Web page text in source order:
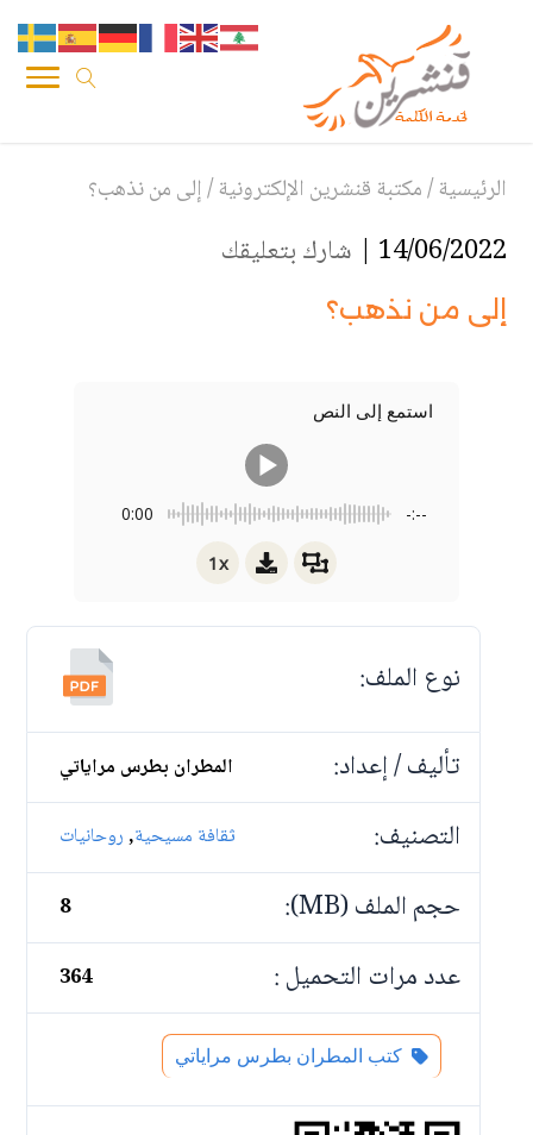
الرئيسية/مكتبة قنشرين الإلكترونية/إلى من نذهب؟
14/06/2022 | شارك بتعليقك
إلى من نذهب؟
استمع إلى النص
0:00 -:--
1x
نوع الملف:
تأليف / إعداد:
المطران بطرس مراياتي
التصنيف: ثقافة مسيحية,روحانيات
حجم الملف (MB): 8
عدد مرات التحميل : 364
كتب المطران بطرس مراياتي